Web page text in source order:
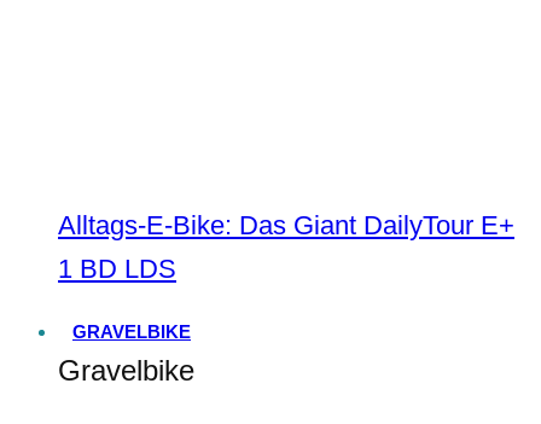
Alltags-E-Bike: Das Giant DailyTour E+
1 BD LDS
GRAVELBIKE
Gravelbike